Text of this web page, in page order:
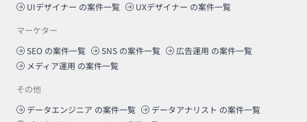
UIデザイナー の案件一覧 UXデザイナー の案件一覧
マーケター
SEO の案件一覧 SNS の案件一覧 広告運用 の案件一覧
メディア運用 の案件一覧
その他
データエンジニア の案件一覧 データアナリスト の案件一覧